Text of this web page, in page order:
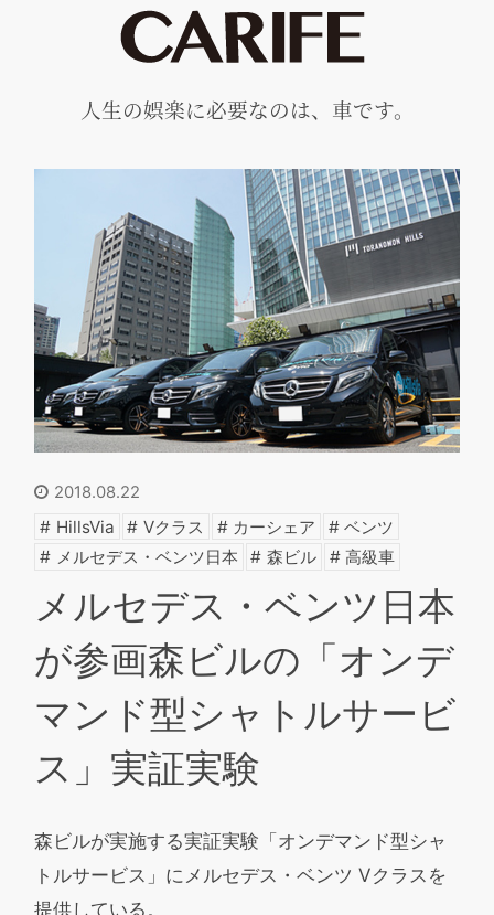
人生の娯楽に必要なのは、車です。
2018.08.22
HillsVia Vクラス カーシェア
ベンツ
メルセデス・ベンツ日本
森ビル 高級車
メルセデス・ベンツ日本
が参画森ビルの「オンデ
マンド型シャトルサービ
ス」実証実験
森ビルが実施する実証実験「オンデマンド型シャ
トルサービス」にメルセデス・ベンツ Vクラスを
提供している。